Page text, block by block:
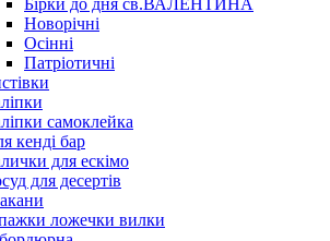
Бірки до дня св.ВАЛЕНТИНА
Новорічні
Осінні
Патріотичні
самоклейка
кенді бар
для ескімо
для десертів
ложечки вилки